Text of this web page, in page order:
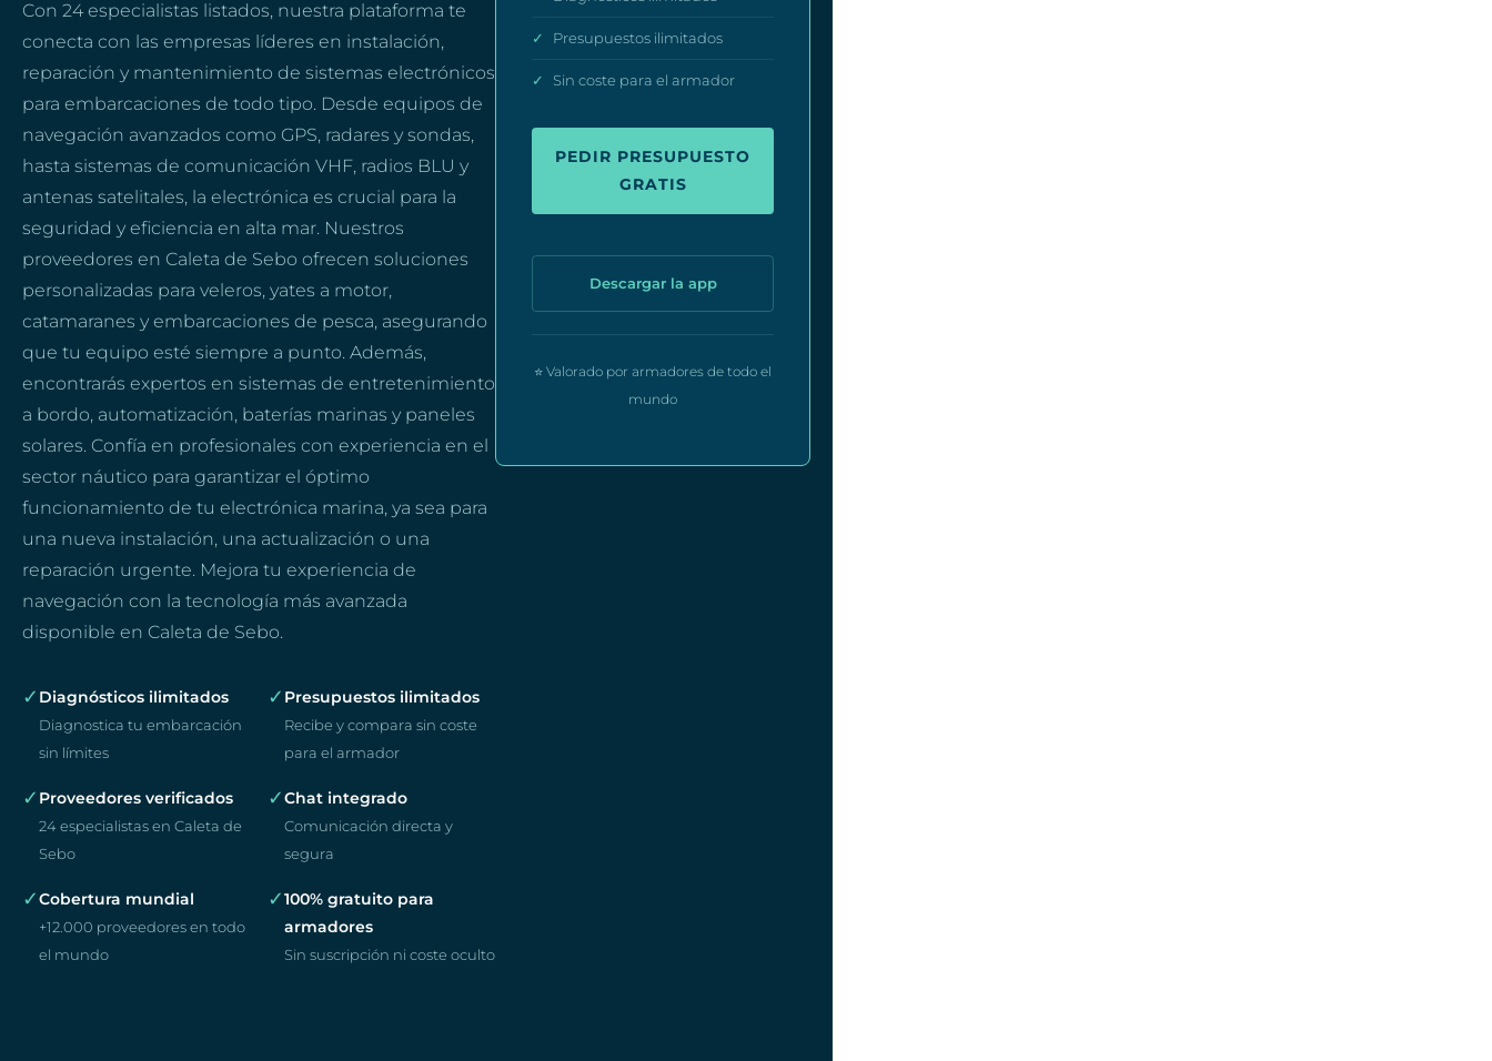
Con 24 especialistas listados, nuestra plataforma te
conecta con las empresas líderes en instalación,
reparación y mantenimiento de sistemas electrónicos
para embarcaciones de todo tipo. Desde equipos de
navegación avanzados como GPS, radares y sondas,
hasta sistemas de comunicación VHF, radios BLU y
antenas satelitales, la electrónica es crucial para la
seguridad y eficiencia en alta mar. Nuestros
proveedores en Caleta de Sebo ofrecen soluciones
personalizadas para veleros, yates a motor,
catamaranes y embarcaciones de pesca, asegurando
que tu equipo esté siempre a punto. Además,
encontrarás expertos en sistemas de entretenimiento
a bordo, automatización, baterías marinas y paneles
solares. Confía en profesionales con experiencia en el
sector náutico para garantizar el óptimo
funcionamiento de tu electrónica marina, ya sea para
una nueva instalación, una actualización o una
reparación urgente. Mejora tu experiencia de
navegación con la tecnología más avanzada
disponible en Caleta de Sebo.
✓ Diagnósticos ilimitados
Diagnostica tu embarcación
sin límites
✓ Presupuestos ilimitados
Recibe y compara sin coste
para el armador
✓ Proveedores verificados
24 especialistas en Caleta de
Sebo
✓Chat integrado
Comunicación directa y
segura
✓Cobertura mundial
+12.000 proveedores en todo
el mundo
✓100% gratuito para
armadores
Sin suscripción ni coste oculto
✓ Presupuestos ilimitados
✓ Sin coste para el armador
PEDIR PRESUPUESTO
GRATIS
Descargar la app
⭐ Valorado por armadores de todo el
mundo